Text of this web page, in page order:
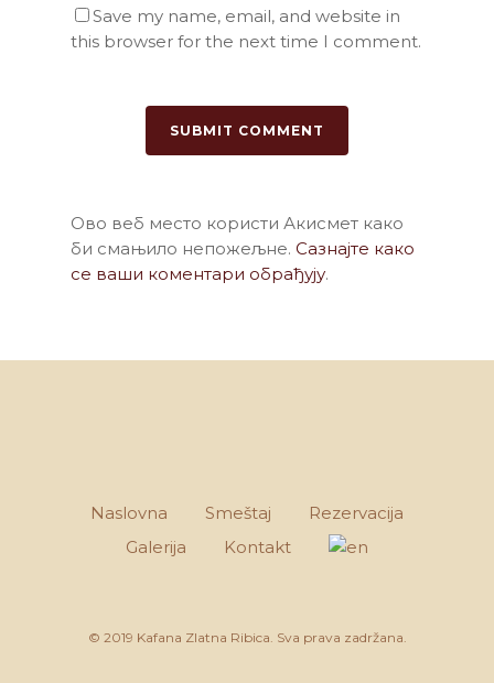
Save my name, email, and website in
this browser for the next time I comment.
Ово веб место користи Акисмет како
би смањило непожељне. Сазнајте како
се ваши коментари обрађују.
Naslovna Smeštaj
Rezervacija
Galerija
Kontakt
© 2019 Kafana Zlatna Ribica. Sva prava zadržana.